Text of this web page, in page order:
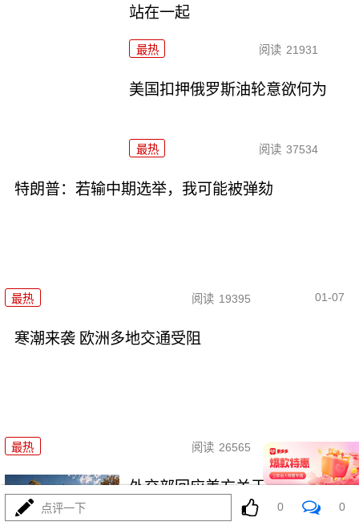
站在一起
最热 阅读 21931
美国扣押俄罗斯油轮意欲何为
最热 阅读 37534
特朗普：若输中期选举，我可能被弹劾
最热 阅读 19395 01-07
寒潮来袭 欧洲多地交通受阻
最热 阅读 26565 01-06
外交部回应美方关于中国军事演
点评一下 0 0